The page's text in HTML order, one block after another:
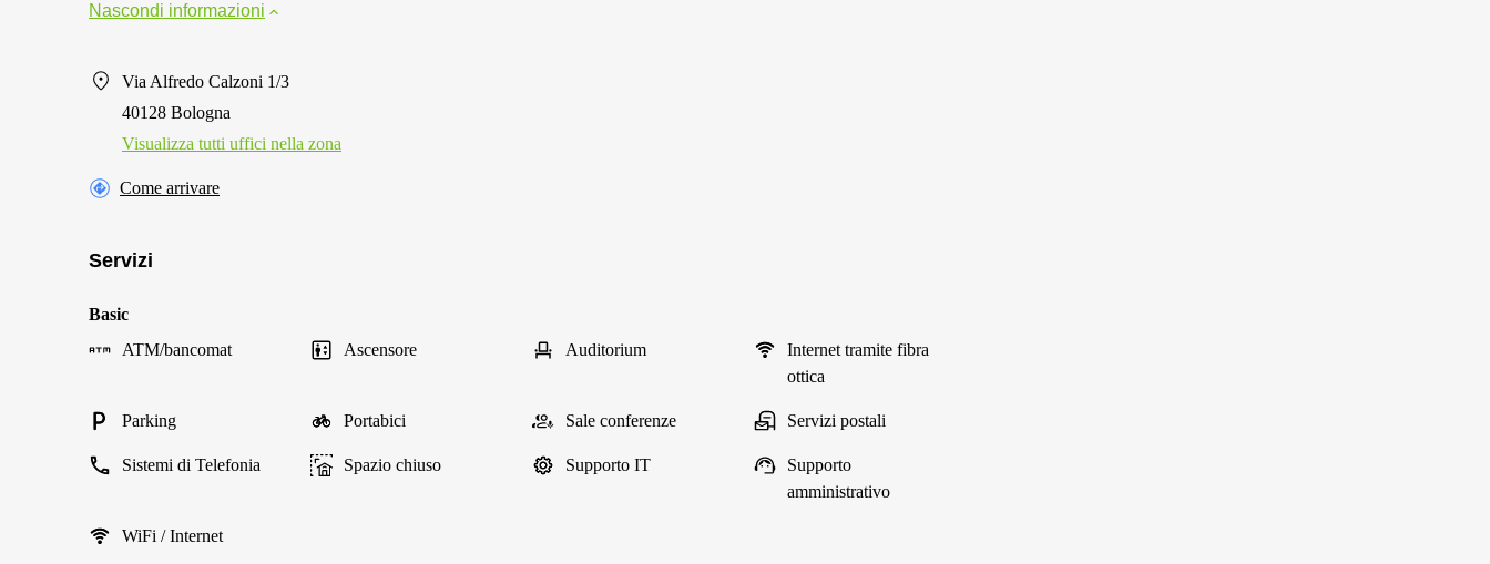
Nascondi informazioni
Via Alfredo Calzoni 1/3
40128 Bologna
Visualizza tutti uffici nella zona
Come arrivare
Servizi
Basic
ATM/bancomat
Ascensore Auditorium
Internet tramite fibra
ottica
Parking Portabici Sale conferenze Servizi postali
Sistemi di Telefonia Spazio chiuso Supporto IT
Supporto
amministrativo
WiFi / Internet